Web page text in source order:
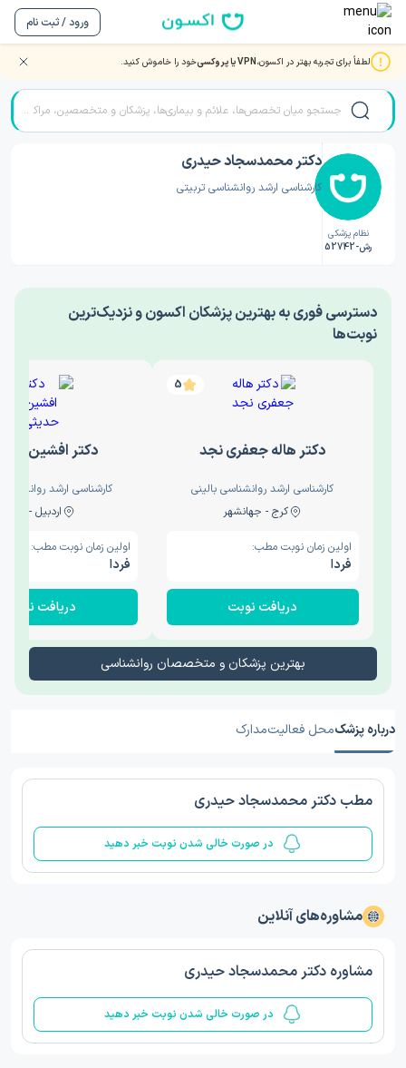
ورود / ثبت نام
لطفاً برای تجربه بهتر در اکسون،VPN یا پروکسی خود را خاموش کنید. صفحه اصلی/دکتر روانشناسی/دکتر محمدسجاد حیدری
نظام پزشکی
رش-52742
دکتر محمدسجاد حیدری
کارشناسی ارشد روانشناسی تربیتی
‎دسترسی فوری به بهترین پزشکان اکسون و نزدیک‌ترین
نوبت‌ها
5
دکتر هاله جعفری نجد
کارشناسی ارشد روانشناسی بالینی
کرج - جهانشهر
اولین زمان نوبت مطب:
فردا
دریافت نوبت
دکتر افشین
کارشناسی ارشد
اردبیل - والی
اولین زمان نوبت مطب:
فردا
دریافت نوبت
بهترین پزشکان و متخصصان روانشناسی
درباره پزشکمحل فعالیتمدارک
مطب دکتر محمدسجاد حیدری
در صورت خالی شدن نوبت خبر دهید
مشاوره‌های آنلاین
مشاوره دکتر محمدسجاد حیدری
در صورت خالی شدن نوبت خبر دهید